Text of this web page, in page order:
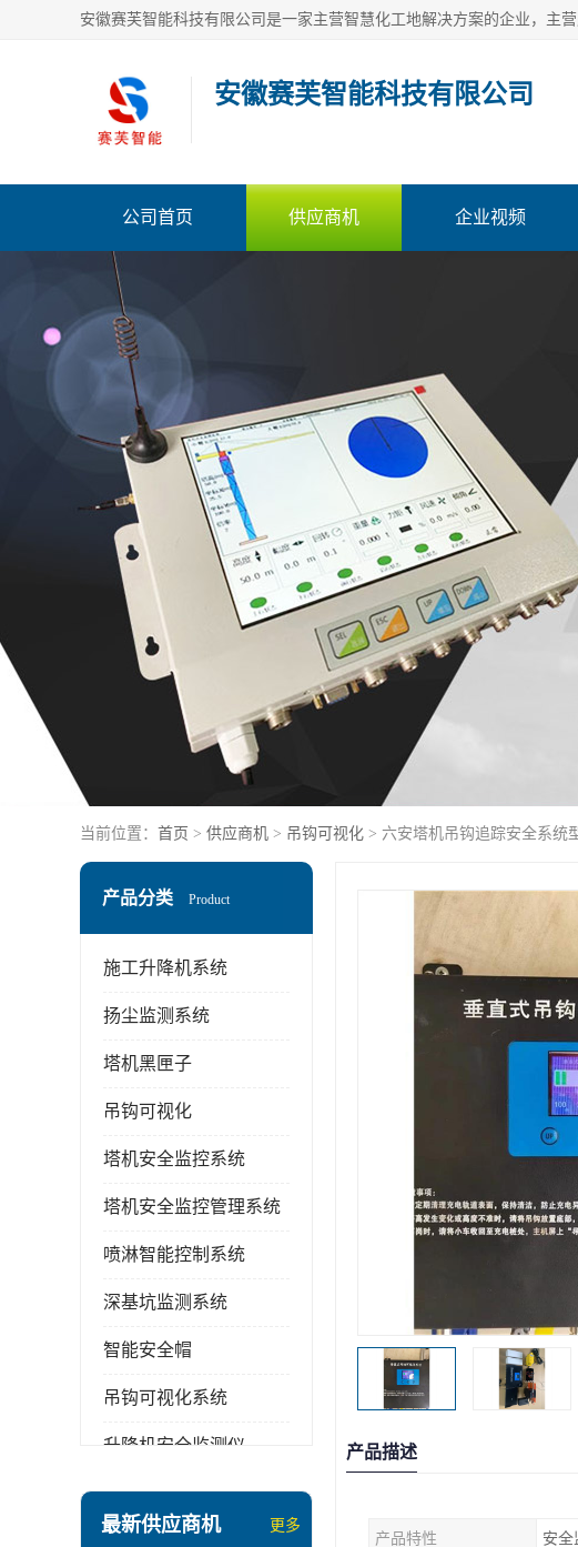
安徽赛芙智能科技有限公司
公司首页 供应商机 企业视频
当前位置： 首页 > 供应商机 > 吊钩可视化 > 六安塔机吊钩追踪安全系统
产品分类 Product
施工升降机系统
扬尘监测系统
塔机黑匣子
吊钩可视化
塔机安全监控系统
塔机安全监控管理系统
喷淋智能控制系统
深基坑监测系统
智能安全帽
吊钩可视化系统
升降机安全监测仪
最新供应商机 更多
产品描述
产品特性 安全